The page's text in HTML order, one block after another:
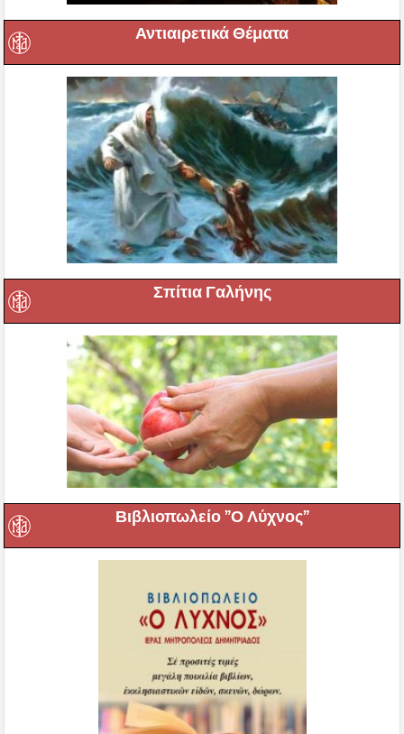
Αντιαιρετικά Θέματα
Σπίτια Γαλήνης
Βιβλιοπωλείο ”Ο Λύχνος”